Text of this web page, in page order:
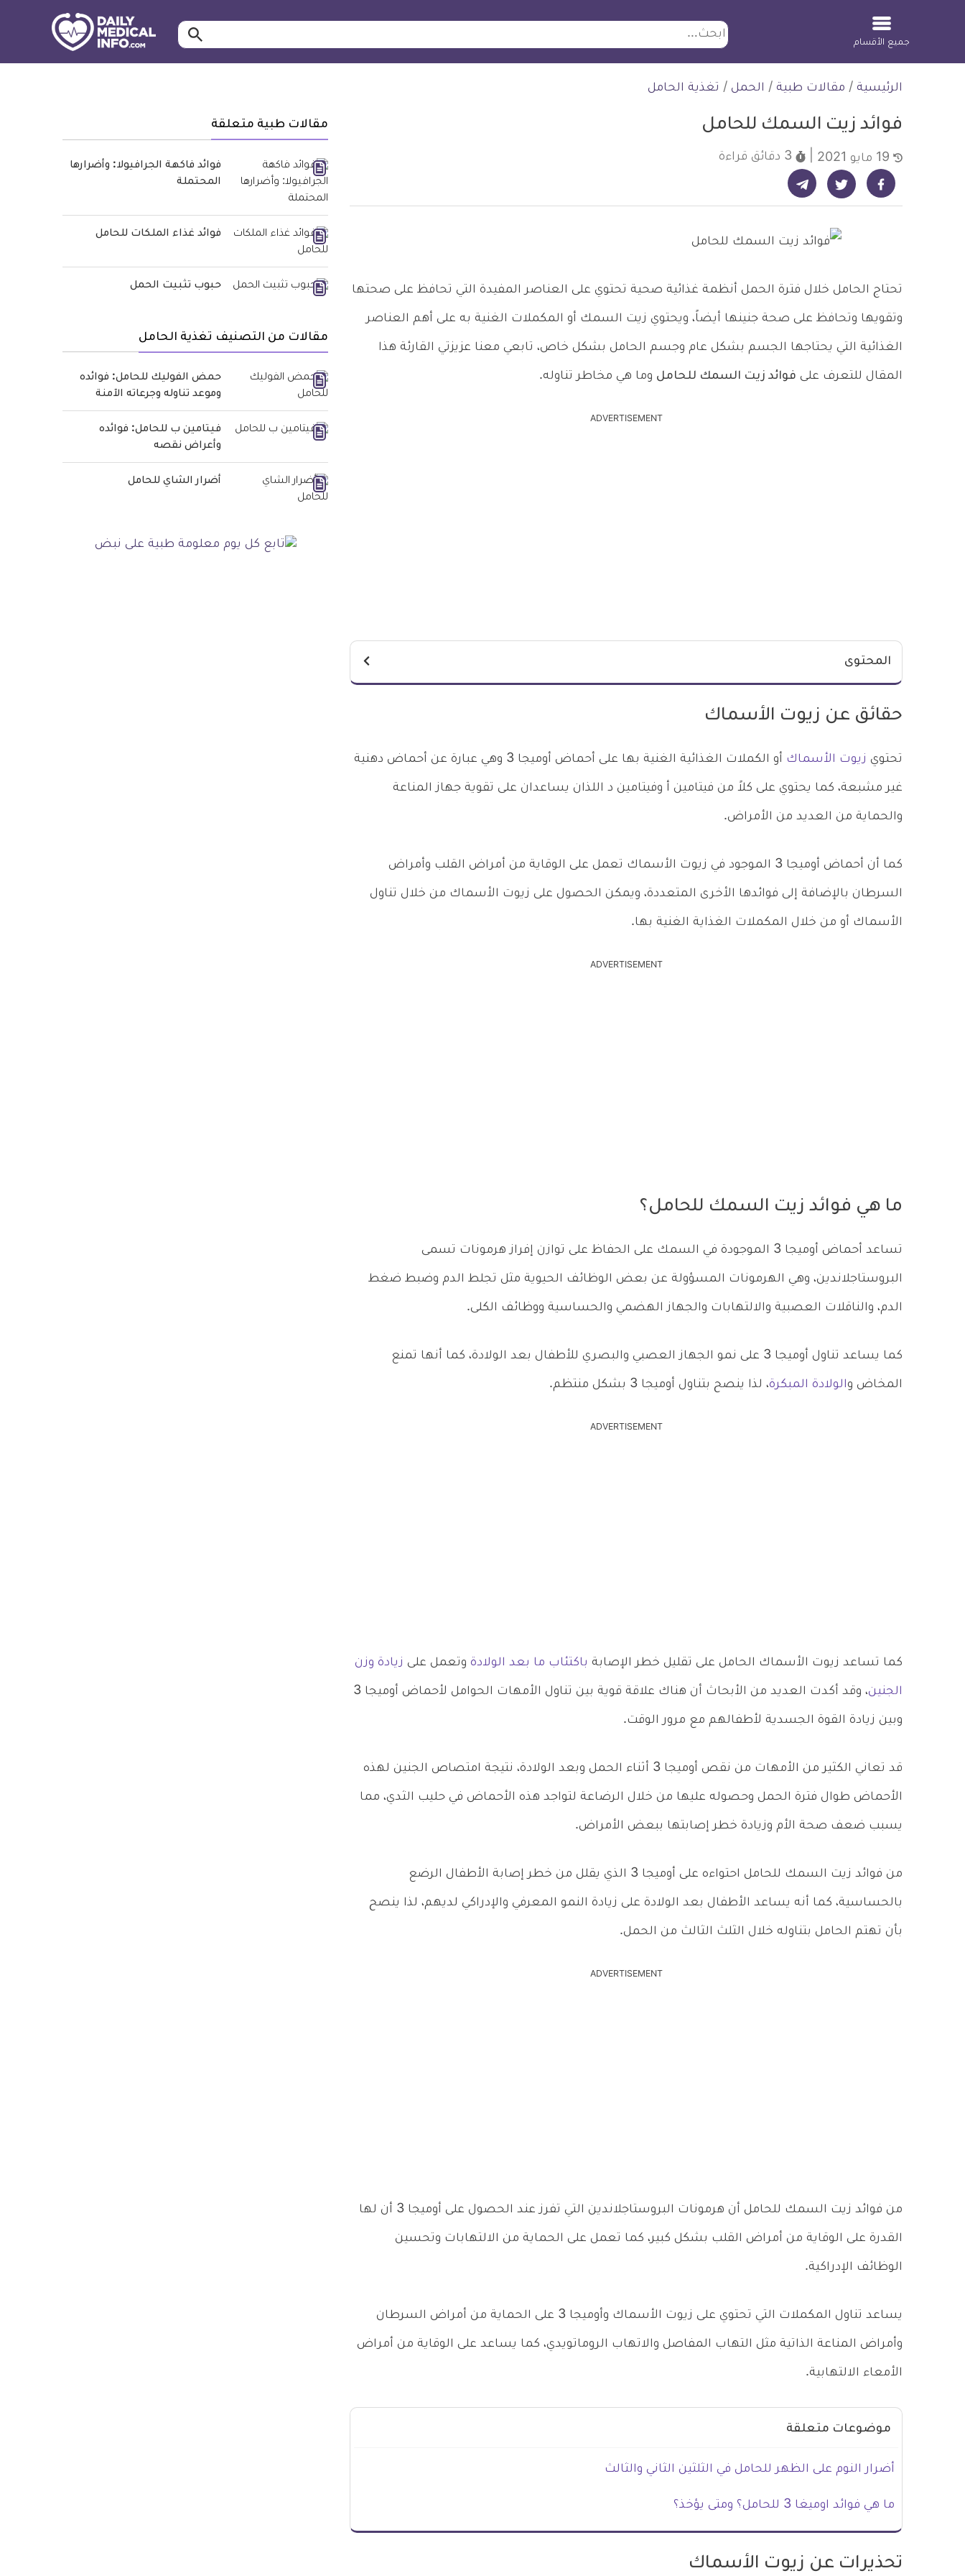
ابحث ابحث…
جميع الأقسام
الرئيسية / مقالات طبية / الحمل / تغذية الحامل
فوائد زيت السمك للحامل
3 دقائق قراءة
شارك على فيسبوك - ديلي ميديكال انفو شارك على تويتر - ديلي ميديكال انفو شارك على تيليجرام - ديلي ميديكال انفو
تحتاج الحامل خلال فترة الحمل أنظمة غذائية صحية تحتوي على العناصر المفيدة التي تحافظ على صحتها
وتقويها وتحافظ على صحة جنينها أيضاً، ويحتوي زيت السمك أو المكملات الغنية به على أهم العناصر
الغذائية التي يحتاجها الجسم بشكل عام وجسم الحامل بشكل خاص، تابعي معنا عزيزتي القارئة هذا
المقال للتعرف على فوائد زيت السمك للحامل وما هي مخاطر تناوله.
ADVERTISEMENT
المحتوى
حقائق عن زيوت الأسماك
تحتوي زيوت الأسماك أو الكملات الغذائية الغنية بها على أحماض أوميجا 3 وهي عبارة عن أحماض دهنية
غير مشبعة، كما يحتوي على كلاً من فيتامين أ وفيتامين د اللذان يساعدان على تقوية جهاز المناعة
والحماية من العديد من الأمراض.
كما أن أحماض أوميجا 3 الموجود في زيوت الأسماك تعمل على الوقاية من أمراض القلب وأمراض
السرطان بالإضافة إلى فوائدها الأخرى المتعددة، ويمكن الحصول على زيوت الأسماك من خلال تناول
الأسماك أو من خلال المكملات الغذاية الغنية بها.
ADVERTISEMENT
ما هي فوائد زيت السمك للحامل؟
تساعد أحماض أوميجا 3 الموجودة في السمك على الحفاظ على توازن إفراز هرمونات تسمى
البروستاجلاندين، وهي الهرمونات المسؤولة عن بعض الوظائف الحيوية مثل تجلط الدم وضبط ضغط
الدم، والناقلات العصبية والالتهابات والجهاز الهضمي والحساسية ووظائف الكلى.
كما يساعد تناول أوميجا 3 على نمو الجهاز العصبي والبصري للأطفال بعد الولادة، كما أنها تمنع
المخاض والولادة المبكرة، لذا ينصح بتناول أوميجا 3 بشكل منتظم.
ADVERTISEMENT
كما تساعد زيوت الأسماك الحامل على تقليل خطر الإصابة باكتئاب ما بعد الولادة وتعمل على زيادة وزن
الجنين ، وقد أكدت العديد من الأبحاث أن هناك علاقة قوية بين تناول الأمهات الحوامل لأحماض أوميجا 3
وبين زيادة القوة الجسدية لأطفالهم مع مرور الوقت.
قد تعاني الكثير من الأمهات من نقص أوميجا 3 أثناء الحمل وبعد الولادة، نتيجة امتصاص الجنين لهذه
الأحماض طوال فترة الحمل وحصوله عليها من خلال الرضاعة لتواجد هذه الأحماض في حليب الثدي، مما
يسبب ضعف صحة الأم وزيادة خطر إصابتها ببعض الأمراض.
من فوائد زيت السمك للحامل احتواءه على أوميجا 3 الذي يقلل من خطر إصابة الأطفال الرضع
بالحساسية، كما أنه يساعد الأطفال بعد الولادة على زيادة النمو المعرفي والإدراكي لديهم، لذا ينصح
بأن تهتم الحامل بتناوله خلال الثلث الثالث من الحمل.
ADVERTISEMENT
من فوائد زيت السمك للحامل أن هرمونات البروستاجلاندين التي تفرز عند الحصول على أوميجا 3 أن لها
القدرة على الوقاية من أمراض القلب بشكل كبير، كما تعمل على الحماية من الالتهابات وتحسين
الوظائف الإدراكية.
يساعد تناول المكملات التي تحتوي على زيوت الأسماك وأوميجا 3 على الحماية من أمراض السرطان
وأمراض المناعة الذاتية مثل التهاب المفاصل والاتهاب الروماتويدي، كما يساعد على الوقاية من أمراض
الأمعاء الالتهابية.
موضوعات متعلقة
أضرار النوم على الظهر للحامل في الثلثين الثاني والثالث
ما هي فوائد اوميغا 3 للحامل؟ ومتى يؤخذ؟
تحذيرات عن زيوت الأسماك
مقالات طبية متعلقة
فوائد فاكهة الجرافيولا: وأضرارها
المحتملة
فوائد غذاء الملكات للحامل
حبوب تثبيت الحمل
مقالات من التصنيف تغذية الحامل
حمض الفوليك للحامل: فوائده
وموعد تناوله وجرعاته الآمنة
فيتامين ب للحامل: فوائده
وأعراض نقصه
أضرار الشاي للحامل